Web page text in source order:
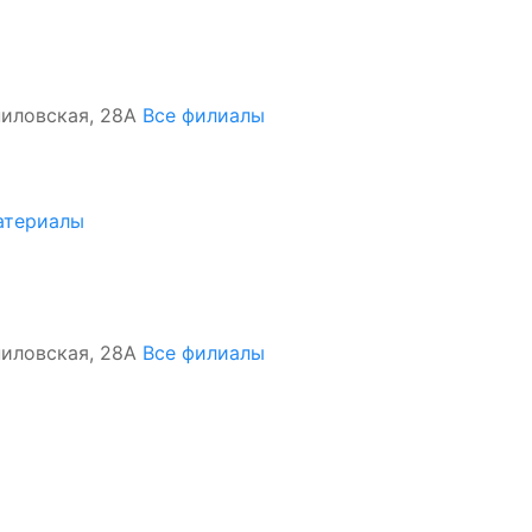
28А Все филиалы
28А Все филиалы